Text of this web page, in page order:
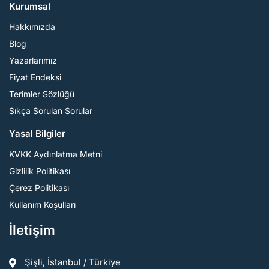
Kurumsal
Hakkımızda
Blog
Yazarlarımız
Fiyat Endeksi
Terimler Sözlüğü
Sıkça Sorulan Sorular
Yasal Bilgiler
KVKK Aydınlatma Metni
Gizlilik Politikası
Çerez Politikası
Kullanım Koşulları
İletişim
Şişli, İstanbul / Türkiye